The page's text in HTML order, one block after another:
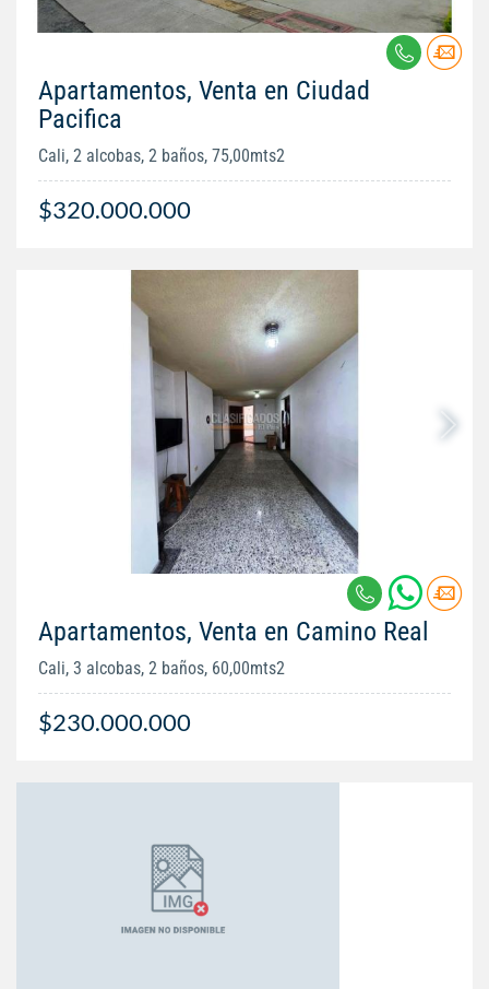
Apartamentos, Venta en Ciudad
Pacifica
Cali, 2 alcobas, 2 baños, 75,00mts2
$320.000.000
Apartamentos, Venta en Camino Real
Cali, 3 alcobas, 2 baños, 60,00mts2
$230.000.000